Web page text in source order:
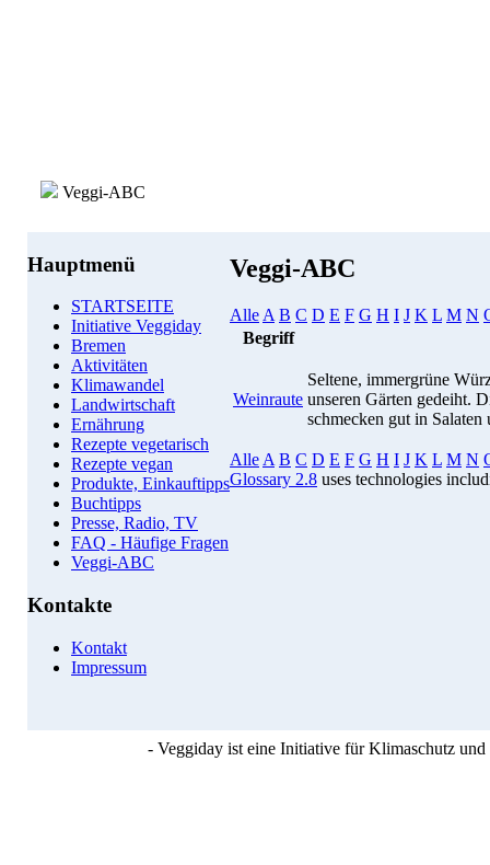
Veggi-ABC
Hauptmenü
STARTSEITE
Initiative Veggiday
Bremen
Aktivitäten
Klimawandel
Landwirtschaft
Ernährung
Rezepte vegetarisch
Rezepte vegan
Produkte, Einkauftipps
Buchtipps
Presse, Radio, TV
FAQ - Häufige Fragen
Veggi-ABC
Kontakte
Kontakt
Impressum
Veggi-ABC
Alle A B C D E F G H I J K L M N
Begriff
Weinraute
Seltene, immergrüne
unseren Gärten gedeiht.
schmecken gut in
Alle A B C D E F G H I J K L M N
Glossary 2.8 uses technologies
- Veggiday ist eine Initiative für Klimaschutz